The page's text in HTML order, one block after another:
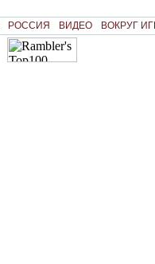
РОССИЯ ВИДЕО ВОКРУГ